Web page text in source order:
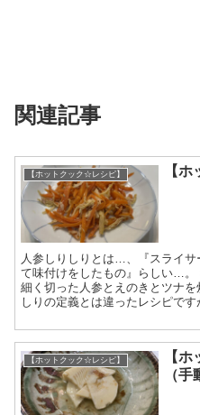
関連記事
【ホットクック☆レシピ】 【
人参しりしりとは…、『スライ
て味付けをしたもの』らしい…
細く切った人参とえのきとツナ
しりの定義とは違ったレシピです
【ホットクック☆レシピ】
【
（手